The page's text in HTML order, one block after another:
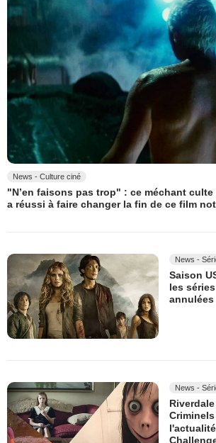
News - Culture ciné
"N’en faisons pas trop" : ce méchant
a réussi à faire changer la fin de ce film
News -
Saison
les
annulées
News -